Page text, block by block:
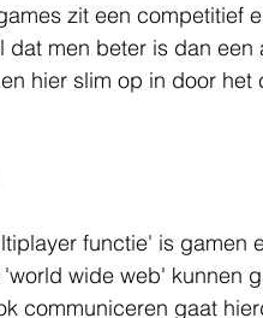
zit een competitief
dat men beter is dan
hier slim op in door
functie' is gamen
wide web' kunnen
communiceren gaat